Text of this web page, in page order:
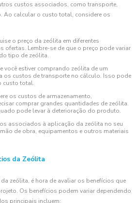
custos associados, como transporte,
Ao calcular o custo total, considere os
o preço da zeólita em diferentes
ofertas. Lembre-se de que o preço pode variar
tipo de zeólita.
você estiver comprando zeólita de um
os custos de transporte no cálculo. Isso pode
custo total.
os custos de armazenamento,
comprar grandes quantidades de zeólita.
pode levar à deterioração do produto.
associados à aplicação da zeólita no seu
de obra, equipamentos e outros materiais
da Zeólita
zeólita, é hora de avaliar os benefícios que
Os benefícios podem variar dependendo
principais incluem: